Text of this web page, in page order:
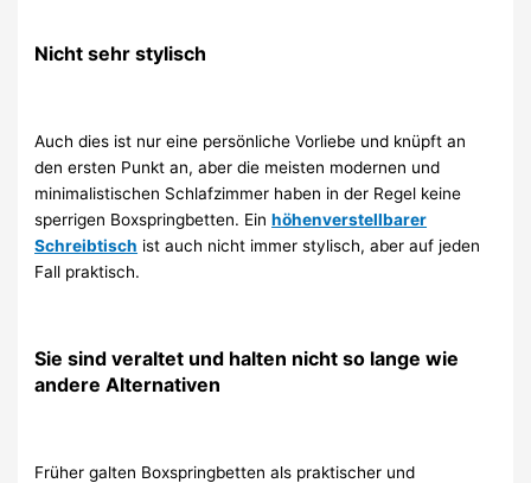
Nicht sehr stylisch
Auch dies ist nur eine persönliche Vorliebe und knüpft an
den ersten Punkt an, aber die meisten modernen und
minimalistischen Schlafzimmer haben in der Regel keine
sperrigen Boxspringbetten. Einhöhenverstellbarer
Schreibtisch ist auch nicht immer stylisch, aber auf jeden
Fall praktisch.
Sie sind veraltet und halten nicht so lange wie
andere Alternativen
Früher galten Boxspringbetten als praktischer und